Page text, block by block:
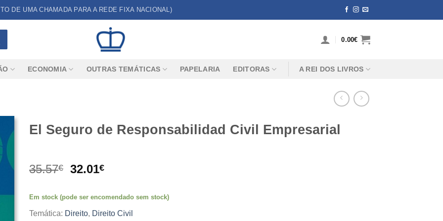
DE UMA CHAMADA PARA A REDE FIXA NACIONAL)
0.00€
ECONOMIA OUTRAS TEMÁTICAS PAPELARIA EDITORAS A REI DOS LIVROS
El Seguro de Responsabilidad Civil Empresarial
35.57€
O
original
era:
35.57€.
32.01€O
atual
é:
32.01€.
Em stock (pode ser encomendado sem stock)
Temática: Direito, Direito Civil